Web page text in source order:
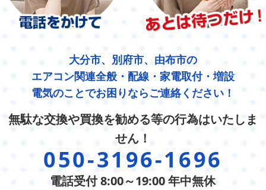
大分市、別府市、由布市の
エアコン関連全般・配線・家電取付・増設
電気のことでお困りならご連絡ください！
無駄な交換や買換を勧める等の行為はいたしま
せん！
050-3196-1696
電話受付 8:00～19:00 年中無休